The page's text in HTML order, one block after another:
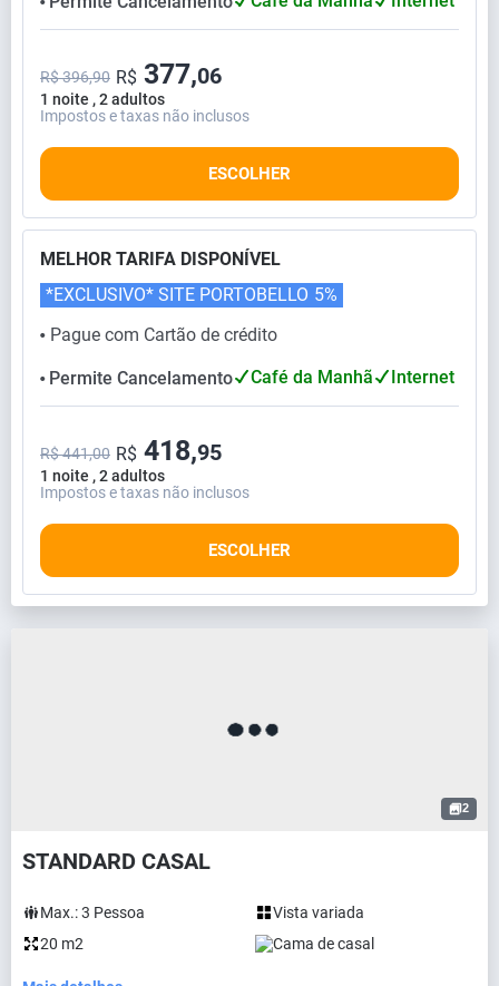
⬤
1 noite , 2 adultos
R$ 396,90 R$ 377,06
Impostos e taxas não inclusos
ESCOLHER
MELHOR TARIFA DISPONÍVEL
⬤ Pague com Cartão de crédito
*EXCLUSIVO* SITE PORTOBELLO 5%
⬤ Permite Cancelamento Café da Manhã Internet
1 noite , 2 adultos
R$ 441,00 R$ 418,95
Impostos e taxas não inclusos
ESCOLHER
2
STANDARD CASAL
Max.:3 Pessoa
Vista variada
20 m2
Cama de casal